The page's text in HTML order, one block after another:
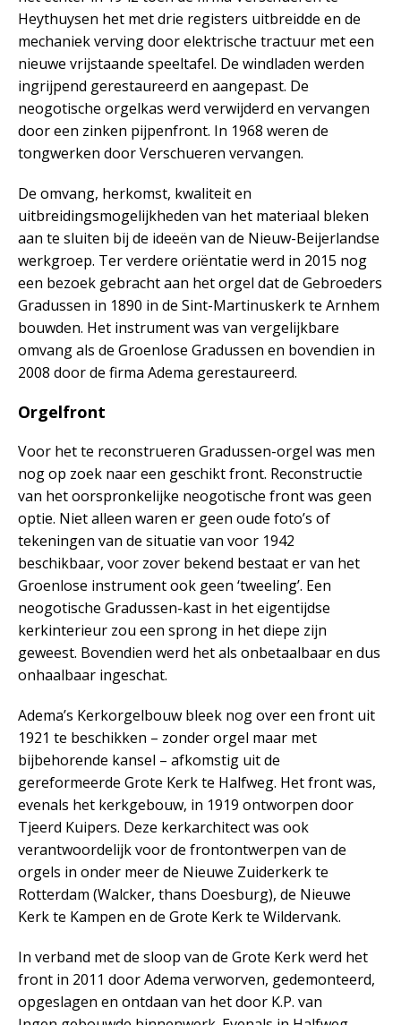
Heythuysen het met drie registers uitbreidde en de
mechaniek verving door elektrische tractuur met een
nieuwe vrijstaande speeltafel. De windladen werden
ingrijpend gerestaureerd en aangepast. De
neogotische orgelkas werd verwijderd en vervangen
door een zinken pijpenfront. In 1968 weren de
tongwerken door Verschueren vervangen.
De omvang, herkomst, kwaliteit en
uitbreidingsmogelijkheden van het materiaal bleken
aan te sluiten bij de ideeën van de Nieuw-Beijerlandse
werkgroep. Ter verdere oriëntatie werd in 2015 nog
een bezoek gebracht aan het orgel dat de Gebroeders
Gradussen in 1890 in de Sint-Martinuskerk te Arnhem
bouwden. Het instrument was van vergelijkbare
omvang als de Groenlose Gradussen en bovendien in
2008 door de firma Adema gerestaureerd.
Orgelfront
Voor het te reconstrueren Gradussen-orgel was men
nog op zoek naar een geschikt front. Reconstructie
van het oorspronkelijke neogotische front was geen
optie. Niet alleen waren er geen oude foto’s of
tekeningen van de situatie van voor 1942
beschikbaar, voor zover bekend bestaat er van het
Groenlose instrument ook geen ‘tweeling’. Een
neogotische Gradussen-kast in het eigentijdse
kerkinterieur zou een sprong in het diepe zijn
geweest. Bovendien werd het als onbetaalbaar en dus
onhaalbaar ingeschat.
Adema’s Kerkorgelbouw bleek nog over een front uit
1921 te beschikken – zonder orgel maar met
bijbehorende kansel – afkomstig uit de
gereformeerde Grote Kerk te Halfweg. Het front was,
evenals het kerkgebouw, in 1919 ontworpen door
Tjeerd Kuipers. Deze kerkarchitect was ook
verantwoordelijk voor de frontontwerpen van de
orgels in onder meer de Nieuwe Zuiderkerk te
Rotterdam (Walcker, thans Doesburg), de Nieuwe
Kerk te Kampen en de Grote Kerk te Wildervank.
In verband met de sloop van de Grote Kerk werd het
front in 2011 door Adema verworven, gedemonteerd,
opgeslagen en ontdaan van het door K.P. van